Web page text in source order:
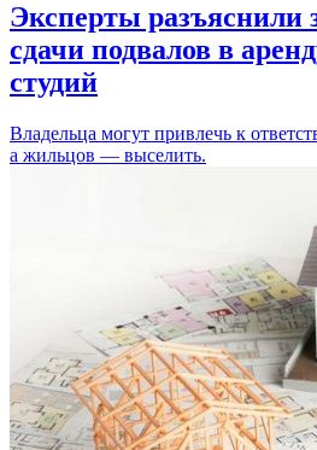
Эксперты разъяснили
сдачи подвалов в
студий
Владельца могут привлечь к
а жильцов — выселить.